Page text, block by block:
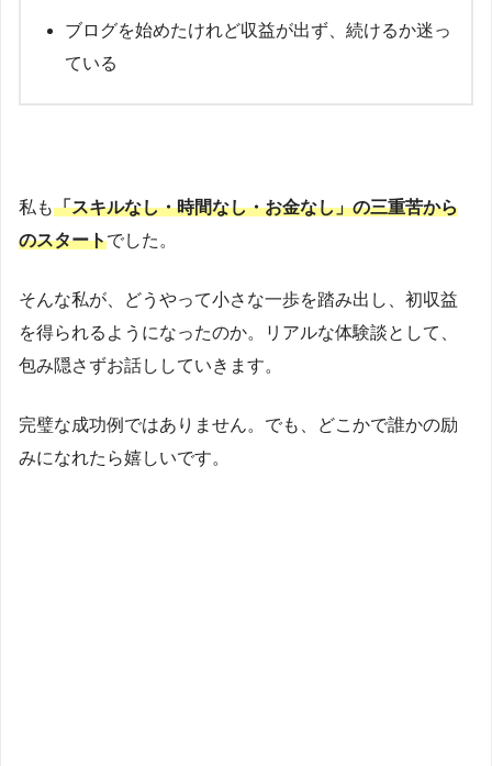
ブログを始めたけれど収益が出ず、続けるか迷っ
ている
私も「スキルなし・時間なし・お金なし」の三重苦から
のスタートでした。
そんな私が、どうやって小さな一歩を踏み出し、初収益
を得られるようになったのか。リアルな体験談として、
包み隠さずお話ししていきます。
完璧な成功例ではありません。でも、どこかで誰かの励
みになれたら嬉しいです。